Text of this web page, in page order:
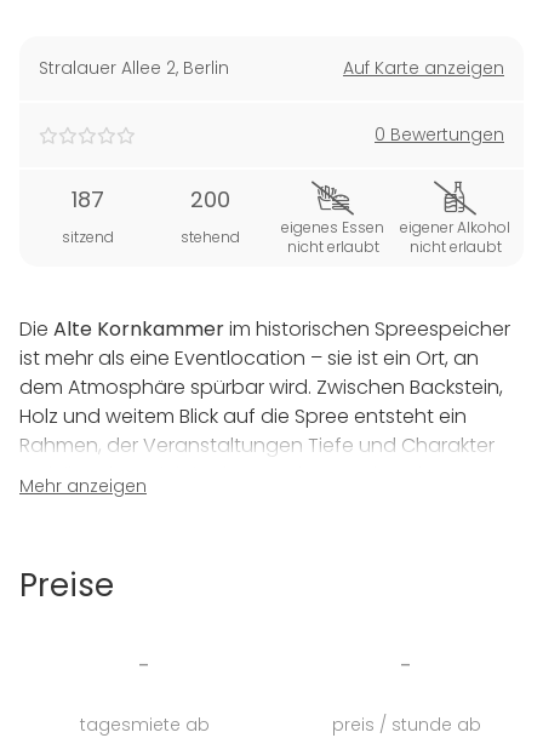
Stralauer Allee 2, Berlin Auf Karte anzeigen
0 Bewertungen
187
sitzend
200
stehend
eigenes Essen
nicht erlaubt
eigener Alkohol
nicht erlaubt
Die Alte Kornkammerim historischen Spreespeicher
ist mehr als eine Eventlocation – sie ist ein Ort, an
dem Atmosphäre spürbar wird. Zwischen Backstein,
Holz und weitem Blick auf die Spree entsteht ein
Rahmen, der Veranstaltungen Tiefe und Charakter
verleiht, ohne sich in den Vordergrund zu drängen.
sich jedes Event besonders an. Die offene
ermöglichen genau die Dramaturgie, die zu Ihrem
Mehr anzeigen
Preise
-
tagesmiete ab
-
preis / stunde ab